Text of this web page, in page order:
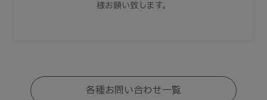
様お願い致します。
各種お問い合わせ一覧